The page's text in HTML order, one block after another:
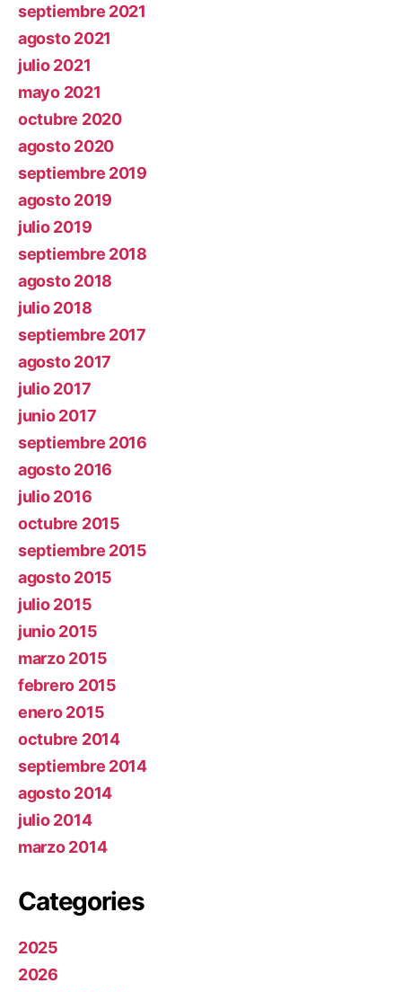
septiembre 2021
agosto 2021
julio 2021
mayo 2021
octubre 2020
agosto 2020
septiembre 2019
agosto 2019
julio 2019
septiembre 2018
agosto 2018
julio 2018
septiembre 2017
agosto 2017
julio 2017
junio 2017
septiembre 2016
agosto 2016
julio 2016
octubre 2015
septiembre 2015
agosto 2015
julio 2015
junio 2015
marzo 2015
febrero 2015
enero 2015
octubre 2014
septiembre 2014
agosto 2014
julio 2014
marzo 2014
Categories
2025
2026